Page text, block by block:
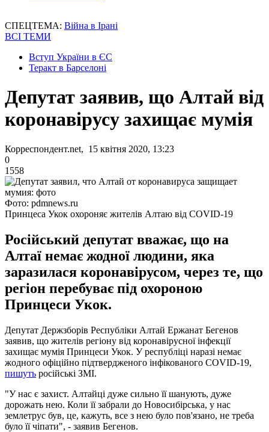
СПЕЦТЕМА: Війна в Ірані
ВСІ ТЕМИ
Вступ України в ЄС
Теракт в Барселоні
Депутат заявив, що Алтай від
коронавірусу захищає мумія
Корреспондент.net, 15 квітня 2020, 13:23
0
1558
Фото: pdmnews.ru
Принцеса Укок охороняє жителів Алтаю від COVID-19
Російський депутат вважає, що на
Алтаї немає жодної людини, яка
заразилася коронавірусом, через те, що
регіон перебуває під охороною
Принцеси Укок.
Депутат Держзборів Республіки Алтай Ержанат Бегенов
заявив, що жителів регіону від коронавірусної інфекції
захищає мумія Принцеси Укок. У республіці наразі немає
жодного офіційно підтвердженого інфікованого COVID-19,
пишуть російські ЗМІ.
"У нас є захист. Алтайці дуже сильно її шанують, дуже
дорожать нею. Коли її забрали до Новосибірська, у нас
землетрус був, це, кажуть, все з нею було пов'язано, не треба
було її чіпати", - заявив Бегенов.